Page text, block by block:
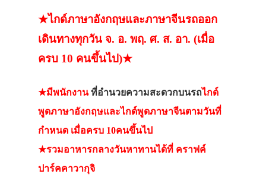
★ไกด์ภาษาอังกฤษและภาษาจีนรถออก
เดินทางทุกวัน จ. อ. พฤ. ศ. ส. อา. (เมื่อ
ครบ 10 คนขึ้นไป)★
★มีพนักงานที่อำนวยความสะดวกบนรถไกด์
พูดภาษาอังกฤษและไกด์พูดภาษาจีนตามวันที่
กำหนด เมื่อครบ 10คนขึ้นไป
★รวมอาหารกลางวันหาทานได้ที่ คราฟค์
ปาร์คคาวากุจิ